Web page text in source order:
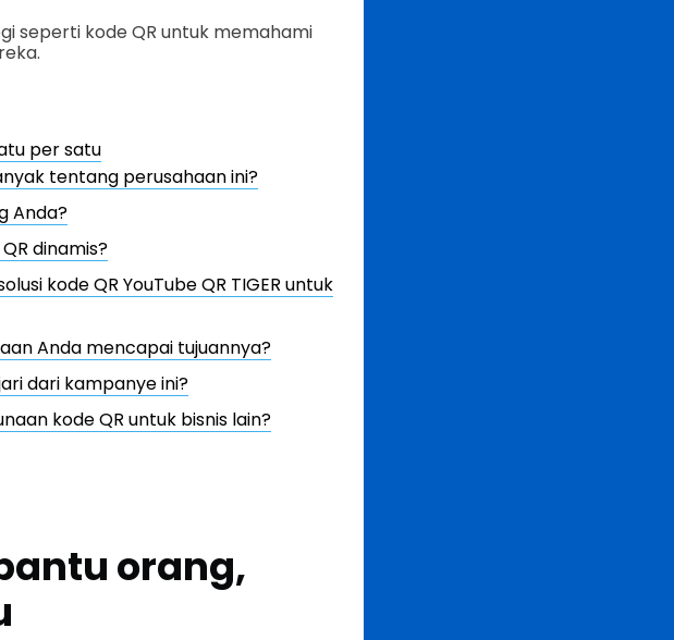
seperti kode QR untuk memahami
per satu
tentang perusahaan ini?
Anda?
dinamis?
kode QR YouTube QR TIGER untuk
Anda mencapai tujuannya?
dari kampanye ini?
kode QR untuk bisnis lain?
orang,